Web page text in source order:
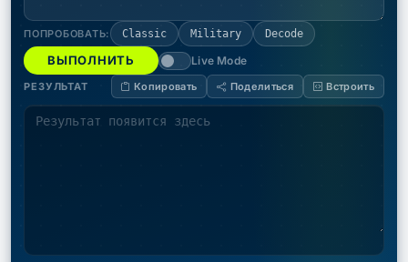
ПОПРОБОВАТЬ: Classic Military Decode
ВЫПОЛНИТЬ Live Mode
РЕЗУЛЬТАТ Копировать Поделиться Встроить